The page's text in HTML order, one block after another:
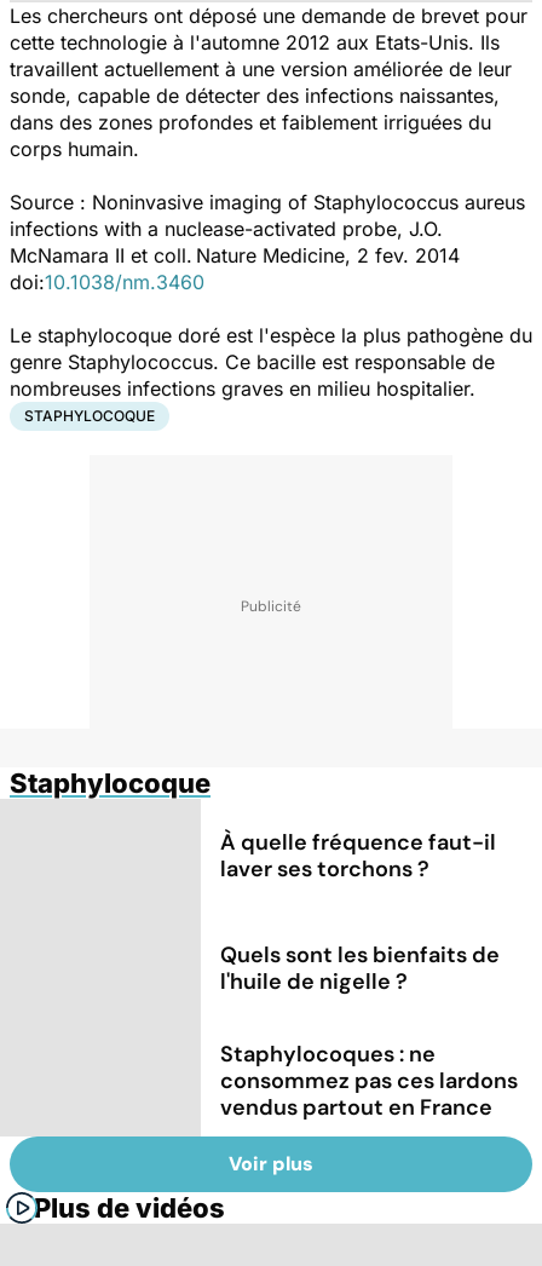
Les chercheurs ont déposé une demande de brevet pour
cette technologie à l'automne 2012 aux Etats-Unis. Ils
travaillent actuellement à une version améliorée de leur
sonde, capable de détecter des infections naissantes,
dans des zones profondes et faiblement irriguées du
corps humain.
Source : Noninvasive imaging of Staphylococcus aureus
infections with a nuclease-activated probe, J.O.
McNamara II et coll. Nature Medicine, 2 fev. 2014
doi:10.1038/nm.3460
Le staphylocoque doré est l'espèce la plus pathogène du
genre Staphylococcus. Ce bacille est responsable de
nombreuses infections graves en milieu hospitalier.
STAPHYLOCOQUE
Staphylocoque
À quelle fréquence faut-il
laver ses torchons ?
Quels sont les bienfaits de
l'huile de nigelle ?
Staphylocoques : ne
consommez pas ces lardons
vendus partout en France
Voir plus
Plus de vidéos